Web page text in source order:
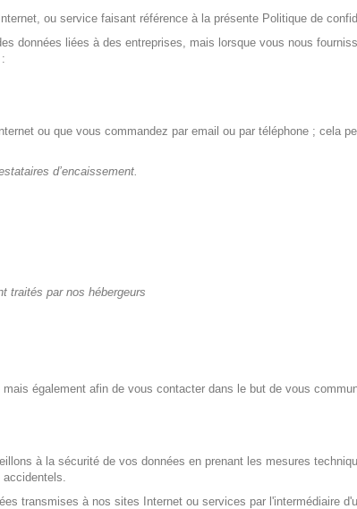
ou service faisant référence à la présente Politique de
données liées à des entreprises, mais lorsque vous nous
ou que vous commandez par email ou par téléphone ; cela
d’encaissement.
traités par nos hébergeurs
également afin de vous contacter dans le but de vous
à la sécurité de vos données en prenant les mesures
accidentels.
transmises à nos sites Internet ou services par l'intermédiaire